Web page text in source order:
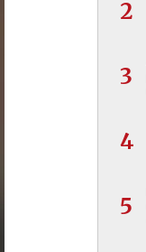
2
3
4
5